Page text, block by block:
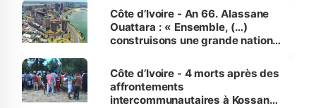
enfants
Côte d’Ivoire - An 66. Alassane
Ouattara : « Ensemble, (…)
construisons une grande nation
générations futures »
Côte d’Ivoire - 4 morts après des
affrontements
intercommunautaires à Kossandji